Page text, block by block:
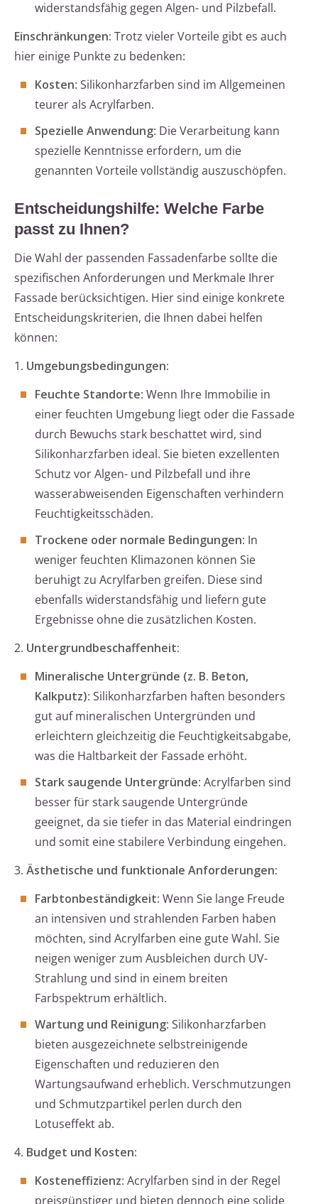
widerstandsfähig gegen Algen- und Pilzbefall.
Einschränkungen: Trotz vieler Vorteile gibt es auch
hier einige Punkte zu bedenken:
Kosten: Silikonharzfarben sind im Allgemeinen
teurer als Acrylfarben.
Spezielle Anwendung: Die Verarbeitung kann
spezielle Kenntnisse erfordern, um die
genannten Vorteile vollständig auszuschöpfen.
Entscheidungshilfe: Welche Farbe
passt zu Ihnen?
Die Wahl der passenden Fassadenfarbe sollte die
spezifischen Anforderungen und Merkmale Ihrer
Fassade berücksichtigen. Hier sind einige konkrete
Entscheidungskriterien, die Ihnen dabei helfen
können:
1. Umgebungsbedingungen:
Feuchte Standorte: Wenn Ihre Immobilie in
einer feuchten Umgebung liegt oder die Fassade
durch Bewuchs stark beschattet wird, sind
Silikonharzfarben ideal. Sie bieten exzellenten
Schutz vor Algen- und Pilzbefall und ihre
wasserabweisenden Eigenschaften verhindern
Feuchtigkeitsschäden.
Trockene oder normale Bedingungen: In
weniger feuchten Klimazonen können Sie
beruhigt zu Acrylfarben greifen. Diese sind
ebenfalls widerstandsfähig und liefern gute
Ergebnisse ohne die zusätzlichen Kosten.
2. Untergrundbeschaffenheit:
Mineralische Untergründe (z. B. Beton,
Kalkputz): Silikonharzfarben haften besonders
gut auf mineralischen Untergründen und
erleichtern gleichzeitig die Feuchtigkeitsabgabe,
was die Haltbarkeit der Fassade erhöht.
Stark saugende Untergründe: Acrylfarben sind
besser für stark saugende Untergründe
geeignet, da sie tiefer in das Material eindringen
und somit eine stabilere Verbindung eingehen.
3. Ästhetische und funktionale Anforderungen:
Farbtonbeständigkeit: Wenn Sie lange Freude
an intensiven und strahlenden Farben haben
möchten, sind Acrylfarben eine gute Wahl. Sie
neigen weniger zum Ausbleichen durch UV-
Strahlung und sind in einem breiten
Farbspektrum erhältlich.
Wartung und Reinigung: Silikonharzfarben
bieten ausgezeichnete selbstreinigende
Eigenschaften und reduzieren den
Wartungsaufwand erheblich. Verschmutzungen
und Schmutzpartikel perlen durch den
Lotuseffekt ab.
4. Budget und Kosten:
Kosteneffizienz: Acrylfarben sind in der Regel
preisgünstiger und bieten dennoch eine solide